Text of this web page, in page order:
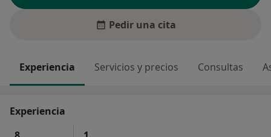
Pedir una cita
Experiencia Servicios y precios Consultas
Experiencia